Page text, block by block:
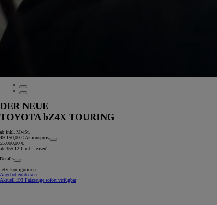
DER NEUE
TOYOTA bZ4X TOURING
ab inkl. MwSt.
49.150,00 € Aktionspreis
55.000,00 €
ab 355,12 € mtl. leasen⁴
Details
Jetzt konfigurieren
Angebot entdecken
Aktuell 193 Fahrzeuge sofort verfügbar